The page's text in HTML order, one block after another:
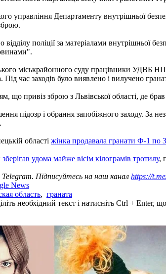
управління Департаменту внутрішньої
відділу поліції за матеріалами
міськрайонного суду працівники УДВБ
час заходів було виявлено і вилучено
привіз зброю з Львівської області, де брав
підозр і обрання запобіжного заходу.
області жінка продавала гранати Ф-1 по
зберігав удома майже вісім кілограмів тротилу,
Telegram. Підписуйтесь на наш канал https://
News
область, граната
необхідний текст і натисніть Ctrl + Enter,